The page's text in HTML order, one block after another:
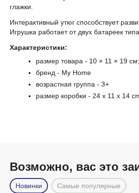
глажки.
Интерактивный утюг способствует
Игрушка работает от двух батареек
Характеристики:
размер товара - 10 × 11 × 19 см;
бренд - My Home
возрастная группа - 3+
размер коробки- 24 x 11 x 14
Возможно, вас это
Новинки Самые популярные